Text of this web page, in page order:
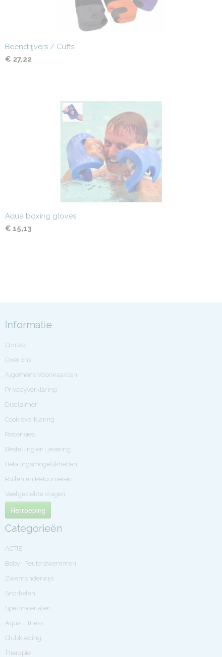
Beendrijvers / Cuffs
€ 27,22
Aqua boxing gloves
€ 15,13
Informatie
Contact
Over ons
Algemene Voorwaarden
Privacyverklaring
Disclaimer
Cookieverklaring
Recensies
Bestelling en Levering
Betalingsmogelijkheden
Ruilen en Retourneren
Veelgestelde vragen
Herroeping
Categorieën
ACTIE
Baby- Peuterzwemmen
Zwemonderwijs
Snorkelen
Spelmaterialen
Aqua Fitness
Clubkleding
Therapie